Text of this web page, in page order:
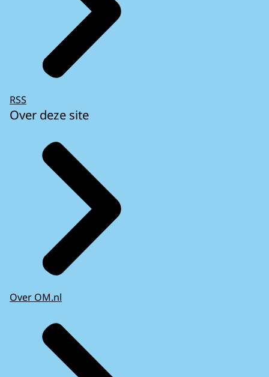
RSS
Over deze site
Over OM.nl